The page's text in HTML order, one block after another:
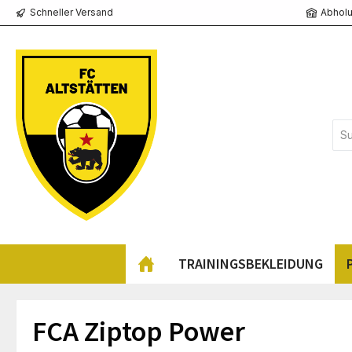
Zur Hauptnavigation springen
Schneller Versand
TRAININGSBEKLEIDUNG
FCA Ziptop Power